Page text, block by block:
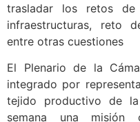
trasladar los retos de
infraestructuras, reto
entre otras cuestiones
El Plenario de la
integrado por
tejido productivo de
semana una misión